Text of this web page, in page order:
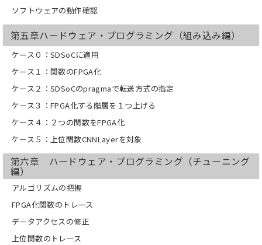
ソフトウェアの動作確認
第五章ハードウェア・プログラミング（組み込み編）
ケース０：SDSoCに適用
ケース１：関数のFPGA化
ケース２：SDSoCのpragmaで転送方式の指定
ケース３：FPGA化する階層を１つ上げる
ケース４：２つの関数をFPGA化
ケース５：上位関数CNNLayerを対象
第六章 ハードウェア・プログラミング（チューニング
編）
アルゴリズムの把握
FPGA化関数のトレース
データアクセスの修正
上位関数のトレース